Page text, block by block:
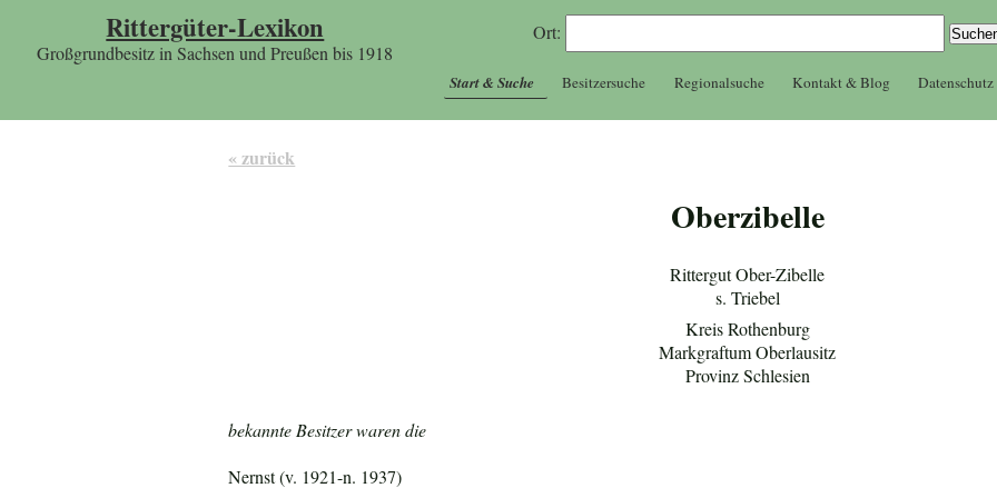
Rittergüter-Lexikon
Großgrundbesitz in Sachsen und Preußen bis 1918
Ort:
Start & Suche Besitzersuche Regionalsuche Kontakt & Blog Datenschutz
« zurück
Oberzibelle
Rittergut Ober-Zibelle
s. Triebel
Kreis Rothenburg
Markgraftum Oberlausitz
Provinz Schlesien
bekannte Besitzer waren die
Nernst (v. 1921-n. 1937)